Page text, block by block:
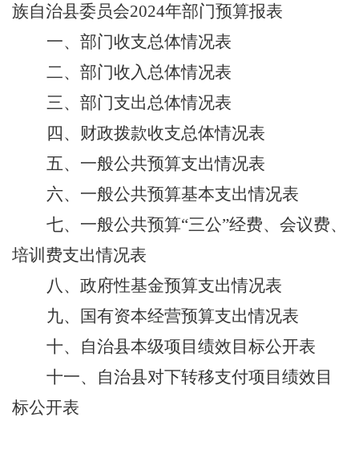
族自治县委员会2024年部门预算报表
一、部门收支总体情况表
二、部门收入总体情况表
三、部门支出总体情况表
四、财政拨款收支总体情况表
五、一般公共预算支出情况表
六、一般公共预算基本支出情况表
七、一般公共预算“三公”经费、会议费、
培训费支出情况表
八、政府性基金预算支出情况表
九、
国有资本经营预算支出情况表
十、 自治县本级项目绩效目标公开表
十一、 自治县对下转移支付项目绩效目
标公开表